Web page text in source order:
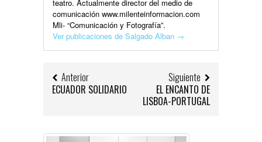
teatro. Actualmente director del medio de
comunicación www.milenteinformacion.com
Mli- “Comunicación y Fotografía”.
Ver publicaciones de Salgado Alban →
Anterior
ECUADOR SOLIDARIO
Siguiente
EL ENCANTO DE
LISBOA-PORTUGAL